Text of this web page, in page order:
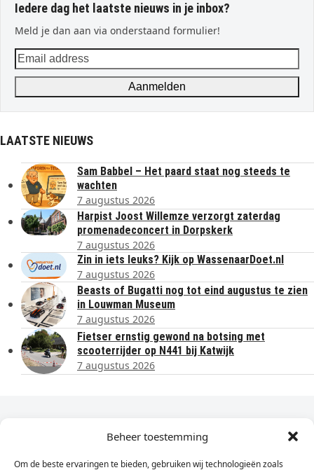
Beheer toestemming
Om de beste ervaringen te bieden, gebruiken wij technologieën zoals
Iedere dag het laatste nieuws in je inbox?
Meld je dan aan via onderstaand formulier!
Email
address
Aanmelden
LAATSTE NIEUWS
Sam Babbel – Het paard staat nog steeds te
wachten
7 augustus 2026
Harpist Joost Willemze verzorgt zaterdag
promenadeconcert in Dorpskerk
7 augustus 2026
Zin in iets leuks? Kijk op WassenaarDoet.nl
7 augustus 2026
Beasts of Bugatti nog tot eind augustus te zien
in Louwman Museum
7 augustus 2026
Fietser ernstig gewond na botsing met
scooterrijder op N441 bij Katwijk
7 augustus 2026
Dagelijks het laatste nieuws in je e-mail?
Vul